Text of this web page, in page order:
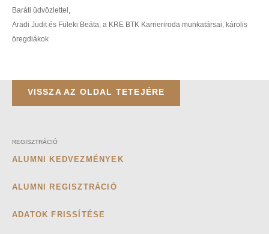
Baráti üdvözlettel,
Aradi Judit és Füleki Beáta, a KRE BTK Karrieriroda munkatársai, károlis
öregdiákok
VISSZA AZ OLDAL TETEJÉRE
REGISZTRÁCIÓ
ALUMNI KEDVEZMÉNYEK
ALUMNI REGISZTRÁCIÓ
ADATOK FRISSÍTÉSE